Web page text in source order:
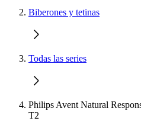
Biberones y tetinas
Todas las series
Philips Avent Natural
T2